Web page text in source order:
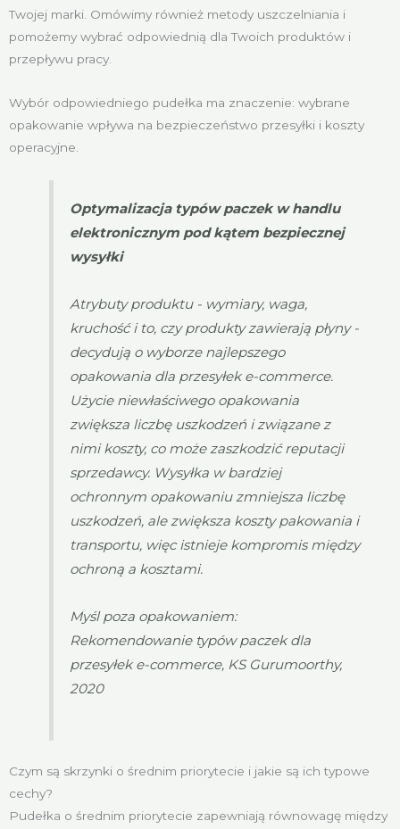
Twojej marki. Omówimy również metody uszczelniania i
pomożemy wybrać odpowiednią dla Twoich produktów i
przepływu pracy.
Wybór odpowiedniego pudełka ma znaczenie: wybrane
opakowanie wpływa na bezpieczeństwo przesyłki i koszty
operacyjne.
Optymalizacja typów paczek w handlu
elektronicznym pod kątem bezpiecznej
wysyłki
Atrybuty produktu - wymiary, waga,
kruchość i to, czy produkty zawierają płyny -
decydują o wyborze najlepszego
opakowania dla przesyłek e-commerce.
Użycie niewłaściwego opakowania
zwiększa liczbę uszkodzeń i związane z
nimi koszty, co może zaszkodzić reputacji
sprzedawcy. Wysyłka w bardziej
ochronnym opakowaniu zmniejsza liczbę
uszkodzeń, ale zwiększa koszty pakowania i
transportu, więc istnieje kompromis między
ochroną a kosztami.
Myśl poza opakowaniem:
Rekomendowanie typów paczek dla
przesyłek e-commerce, KS Gurumoorthy,
2020
Czym są skrzynki o średnim priorytecie i jakie są ich typowe
cechy?
Pudełka o średnim priorytecie zapewniają równowagę między